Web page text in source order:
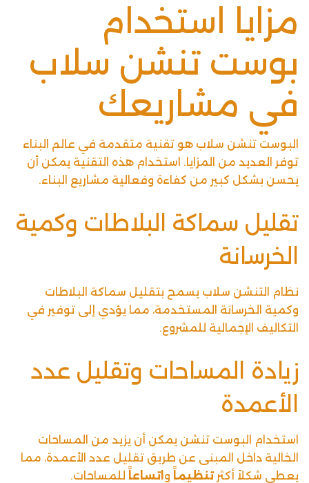
مزايا استخدام
بوست تنشن سلاب
في مشاريعك
البوست تنشن سلاب هو تقنية متقدمة في عالم البناء
توفر العديد من المزايا. استخدام هذه التقنية يمكن أن
يحسن بشكل كبير من كفاءة وفعالية مشاريع البناء.
تقليل سماكة البلاطات وكمية
الخرسانة
نظام التنشن سلاب يسمح بتقليل سماكة البلاطات
وكمية الخرسانة المستخدمة، مما يؤدي إلى توفير في
التكاليف الإجمالية للمشروع.
زيادة المساحات وتقليل عدد
الأعمدة
استخدام البوست تنشن يمكن أن يزيد من المساحات
الخالية داخل المبنى عن طريق تقليل عدد الأعمدة، مما
يعطي شكلاً أكثرتنظيماً و اتساعاً للمساحات.